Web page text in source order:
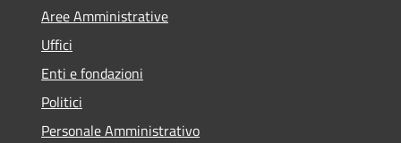
Aree Amministrative
Uffici
Enti e fondazioni
Politici
Personale Amministrativo